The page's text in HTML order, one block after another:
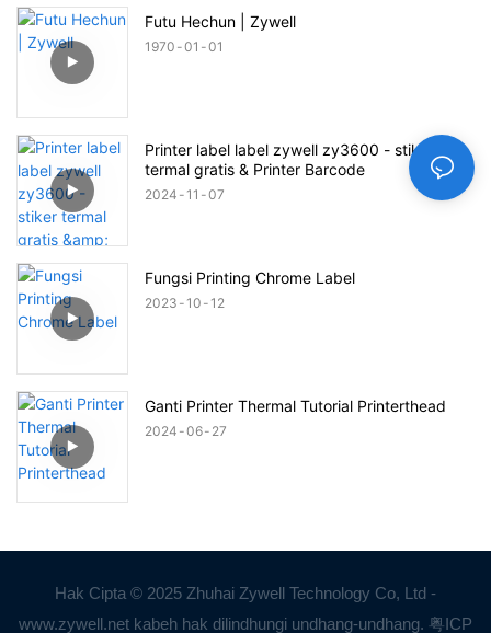
Futu Hechun | Zywell
1970 01 01
Printer label label zywell zy3600 - stiker
termal gratis & Printer Barcode
2024 11 07
Fungsi Printing Chrome Label
2023 10 12
Ganti Printer Thermal Tutorial Printerthead
2024 06 27
Hak Cipta © 2025 Zhuhai Zywell Technology Co, Ltd -
www.zywell.net kabeh hak dilindhungi undhang-undhang. 粤ICP